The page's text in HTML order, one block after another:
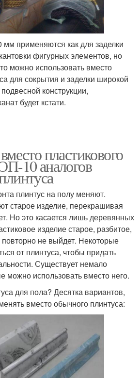
применяются как для заделки
фигурных элементов, но
можно использовать вместо
для сокрытия и заделки широкой
конструкции,
будет кстати.
пластикового
10 аналогов
плинтус на полу меняют.
старое изделие, перекрашивая
Но это касается лишь деревянных
изделие старое, разбитое,
повторно не выйдет. Некоторые
от плинтуса, чтобы придать
Существует немало
можно использовать вместо него.
для пола? Десятка вариантов,
вместо обычного плинтуса: